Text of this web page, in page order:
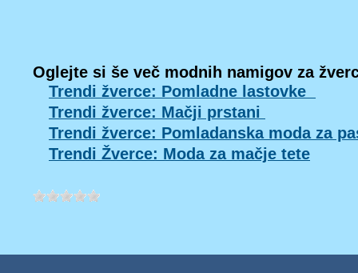
Oglejte si še več modnih namigov za
Trendi žverce: Pomladne lastovke
Trendi žverce: Mačji prstani
Trendi žverce: Pomladanska moda za
Trendi Žverce: Moda za mačje tete